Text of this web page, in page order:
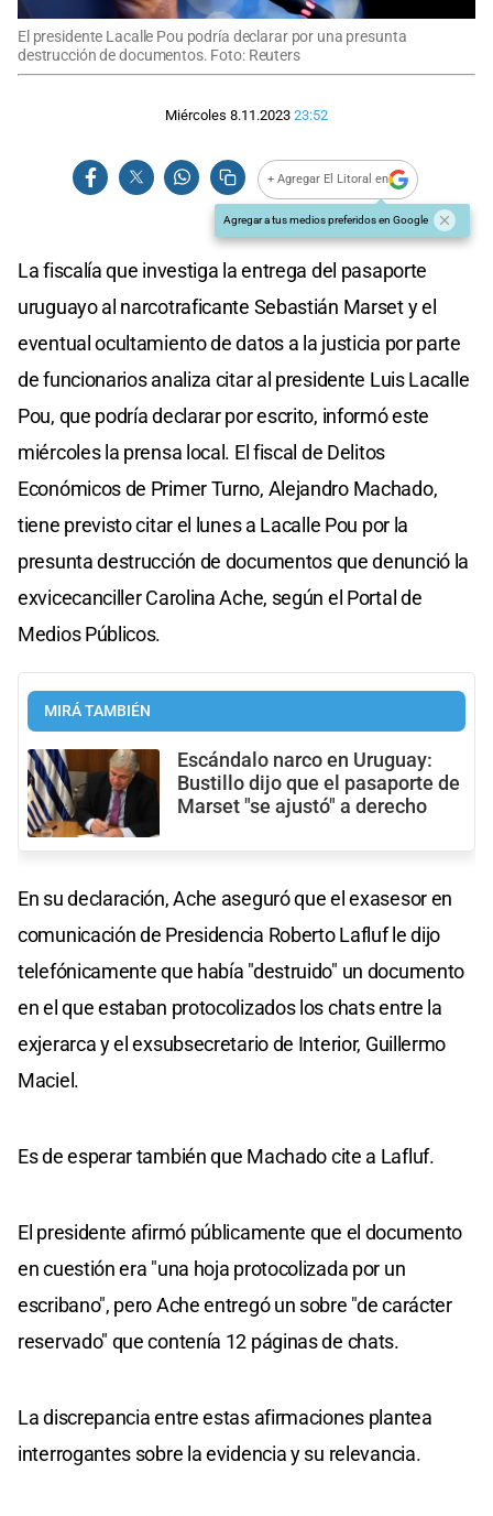
El presidente Lacalle Pou podría declarar por una presunta
destrucción de documentos. Foto: Reuters
Miércoles 8.11.2023 23:52
+ Agregar El Litoral en
Agregar a tus medios preferidos en Google
La fiscalía que investiga la entrega del pasaporte
uruguayo al narcotraficante Sebastián Marset y el
eventual ocultamiento de datos a la justicia por parte
de funcionarios analiza citar al presidente Luis Lacalle
Pou, que podría declarar por escrito, informó este
miércoles la prensa local. El fiscal de Delitos
Económicos de Primer Turno, Alejandro Machado,
tiene previsto citar el lunes a Lacalle Pou por la
presunta destrucción de documentos que denunció la
exvicecanciller Carolina Ache, según el Portal de
Medios Públicos.
MIRÁ TAMBIÉN
Escándalo narco en Uruguay:
Bustillo dijo que el pasaporte de
Marset "se ajustó" a derecho
En su declaración, Ache aseguró que el exasesor en
comunicación de Presidencia Roberto Lafluf le dijo
telefónicamente que había "destruido" un documento
en el que estaban protocolizados los chats entre la
exjerarca y el exsubsecretario de Interior, Guillermo
Maciel.
Es de esperar también que Machado cite a Lafluf.
El presidente afirmó públicamente que el documento
en cuestión era "una hoja protocolizada por un
escribano", pero Ache entregó un sobre "de carácter
reservado" que contenía 12 páginas de chats.
La discrepancia entre estas afirmaciones plantea
interrogantes sobre la evidencia y su relevancia.